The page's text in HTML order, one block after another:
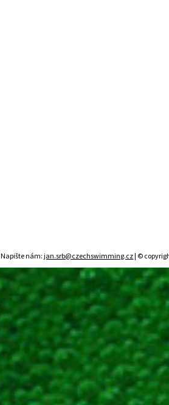
Napište nám:jan.srb@czechswimming.cz| ©